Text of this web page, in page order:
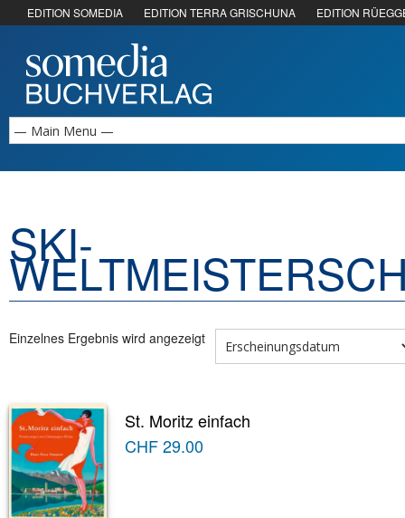
EDITION SOMEDIA EDITION TERRA GRISCHUNA EDITION
SKI-
Einzelnes Ergebnis wird angezeigt
St. Moritz einfach
CHF29.00